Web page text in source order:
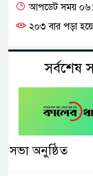
আপডেট সময়
২০৩ বার পড়া
সর্বশেষ
সভা অনুষ্ঠিত